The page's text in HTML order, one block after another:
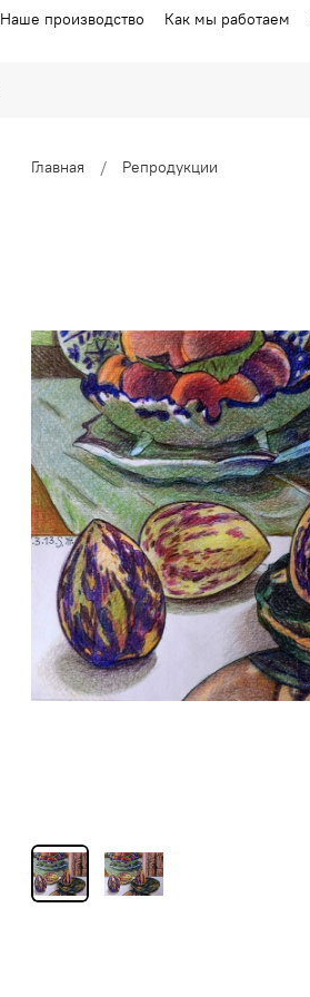
Наше производство Как мы работаем
Главная Репродукции